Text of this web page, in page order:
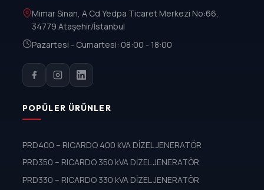
Mimar Sinan, A Cd Yedpa Ticaret Merkezi No:66,
34779 Ataşehir/İstanbul
Pazartesi - Cumartesi: 08:00 - 18:00
POPÜLER ÜRÜNLER
PRD400 – RICARDO 400 kVA DİZEL JENERATÖR
PRD350 – RICARDO 350 kVA DİZEL JENERATÖR
PRD330 – RICARDO 330 kVA DİZEL JENERATÖR